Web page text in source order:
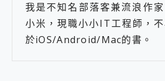
我是不知名部落客兼流浪作
小米，現職小小IT工程師，
於iOS/Android/Mac的書。